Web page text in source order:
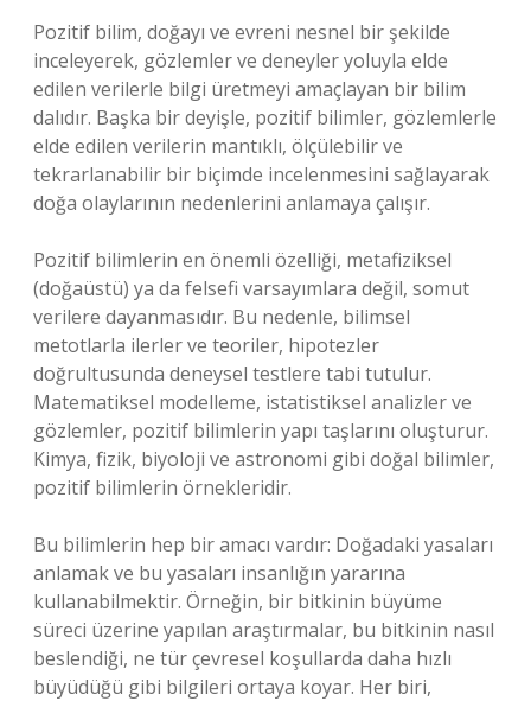
Pozitif bilim, doğayı ve evreni nesnel bir şekilde
inceleyerek, gözlemler ve deneyler yoluyla elde
edilen verilerle bilgi üretmeyi amaçlayan bir bilim
dalıdır. Başka bir deyişle, pozitif bilimler, gözlemlerle
elde edilen verilerin mantıklı, ölçülebilir ve
tekrarlanabilir bir biçimde incelenmesini sağlayarak
doğa olaylarının nedenlerini anlamaya çalışır.
Pozitif bilimlerin en önemli özelliği, metafiziksel
(doğaüstü) ya da felsefi varsayımlara değil, somut
verilere dayanmasıdır. Bu nedenle, bilimsel
metotlarla ilerler ve teoriler, hipotezler
doğrultusunda deneysel testlere tabi tutulur.
Matematiksel modelleme, istatistiksel analizler ve
gözlemler, pozitif bilimlerin yapı taşlarını oluşturur.
Kimya, fizik, biyoloji ve astronomi gibi doğal bilimler,
pozitif bilimlerin örnekleridir.
Bu bilimlerin hep bir amacı vardır: Doğadaki yasaları
anlamak ve bu yasaları insanlığın yararına
kullanabilmektir. Örneğin, bir bitkinin büyüme
süreci üzerine yapılan araştırmalar, bu bitkinin nasıl
beslendiği, ne tür çevresel koşullarda daha hızlı
büyüdüğü gibi bilgileri ortaya koyar. Her biri,